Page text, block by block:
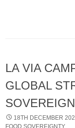
LA VIA
GLOBAL
18TH DECEMBER